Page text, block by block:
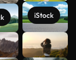
iStock
Mehr
anzeigen